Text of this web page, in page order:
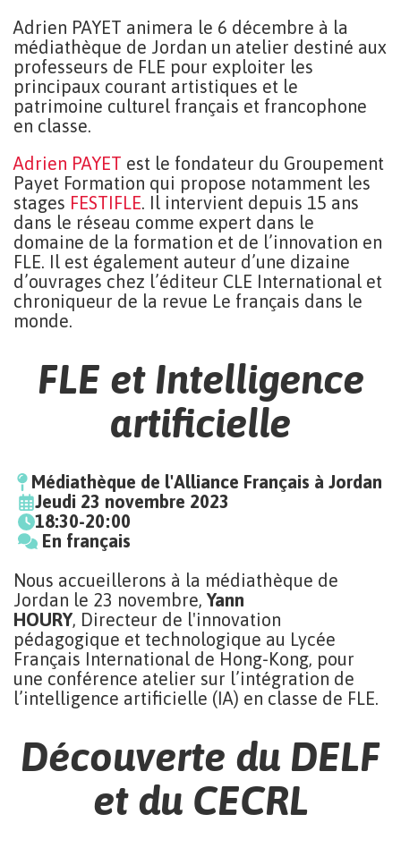
Adrien PAYET animera le 6 décembre à la
médiathèque de Jordan un atelier destiné aux
professeurs de FLE pour exploiter les
principaux courant artistiques et le
patrimoine culturel français et francophone
en classe.
Adrien PAYET est le fondateur du Groupement
Payet Formation qui propose notamment les
stages FESTIFLE. Il intervient depuis 15 ans
dans le réseau comme expert dans le
domaine de la formation et de l’innovation en
FLE. Il est également auteur d’une dizaine
d’ouvrages chez l’éditeur CLE International et
chroniqueur de la revue Le français dans le
monde.
FLE et Intelligence
artificielle
Médiathèque de l'Alliance Français à Jordan
Jeudi 23 novembre 2023
18:30-20:00
En français
Nous accueillerons à la médiathèque de
Jordan le 23 novembre, Yann
HOURY, Directeur de l'innovation
pédagogique et technologique au Lycée
Français International de Hong-Kong, pour
une conférence atelier sur l’intégration de
l’intelligence artificielle (IA) en classe de FLE.
Découverte du DELF
et du CECRL